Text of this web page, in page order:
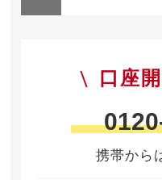
口座
携帯から